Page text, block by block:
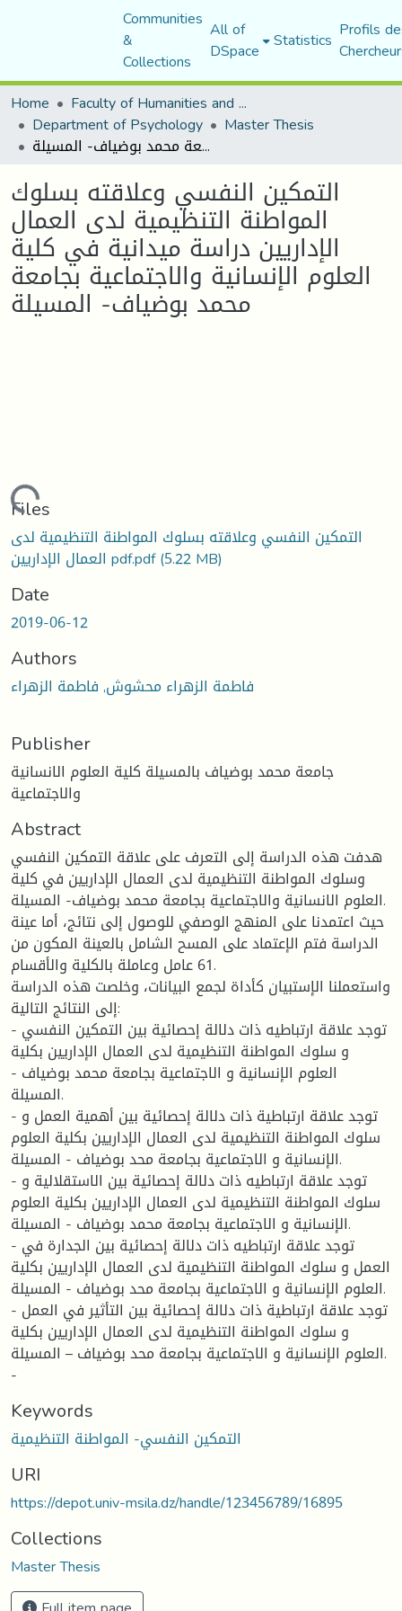
Communities
&
Collections
All of
DSpace Statistics Profils
Home
Faculty of Humanities and Social Sciences
Department of Psychology Master Thesis
التمكين النفسي وعلاقته بسلوك المواطنة التنظيمية لدى العمال الإداريين دراسة ميدانية في كلية العلوم الإنسانية والاجتماعية بجامعة محمد بوضياف- المسيلة
التمكين النفسي وعلاقته بسلوك
المواطنة التنظيمية لدى العمال
الإداريين دراسة ميدانية في كلية
العلوم الإنسانية والاجتماعية بجامعة
محمد بوضياف- المسيلة
Files
التمكين النفسي وعلاقته بسلوك المواطنة التنظيمية لدى
العمال الإداريين pdf.pdf(5.22 MB)
Date
2019-06-12
Authors
فاطمة الزهراء محشوش, فاطمة الزهراء
Publisher
جامعة محمد بوضياف بالمسيلة كلية العلوم الانسانية
والاجتماعية
Abstract
هدفت هذه الدراسة إلى التعرف على علاقة التمكين النفسي
وسلوك المواطنة التنظيمية لدى العمال الإداريين في كلية
العلوم الانسانية والاجتماعية بجامعة محمد بوضياف- المسيلة.
حيث اعتمدنا على المنهج الوصفي للوصول إلى نتائج، أما عينة
الدراسة فتم الإعتماد على المسح الشامل بالعينة المكون من
61 عامل وعاملة بالكلية والأقسام.
واستعملنا الإستبيان كأداة لجمع البيانات، وخلصت هذه الدراسة
إلى النتائج التالية:
- توجد علاقة ارتباطيه ذات دلالة إحصائية بين التمكين النفسي
و سلوك المواطنة التنظيمية لدى العمال الإداريين بكلية
العلوم الإنسانية و الاجتماعية بجامعة محمد بوضياف -
المسيلة.
- توجد علاقة ارتباطية ذات دلالة إحصائية بين أهمية العمل و
سلوك المواطنة التنظيمية لدى العمال الإداريين بكلية العلوم
الإنسانية و الاجتماعية بجامعة محد بوضياف - المسيلة.
- توجد علاقة ارتباطيه ذات دلالة إحصائية بين الاستقلالية و
سلوك المواطنة التنظيمية لدى العمال الإداريين بكلية العلوم
الإنسانية و الاجتماعية بجامعة محمد بوضياف - المسيلة.
- توجد علاقة ارتباطيه ذات دلالة إحصائية بين الجدارة في
العمل و سلوك المواطنة التنظيمية لدى العمال الإداريين بكلية
العلوم الإنسانية و الاجتماعية بجامعة محد بوضياف - المسيلة.
- توجد علاقة ارتباطية ذات دلالة إحصائية بين التأثير في العمل
و سلوك المواطنة التنظيمية لدى العمال الإداريين بكلية
العلوم الإنسانية و الاجتماعية بجامعة محد بوضياف – المسيلة.
-
Keywords
التمكين النفسي- المواطنة التنظيمية
URI
https://depot.univ-msila.dz/handle/123456789/16895
Collections
Master Thesis